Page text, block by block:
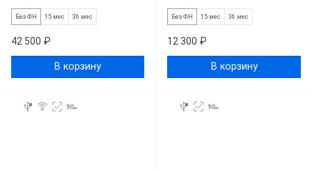
Без ФН 15 мес 36 мес
42 500 ₽
В корзину
Без ФН 15 мес 36 мес
12 300 ₽
В корзину